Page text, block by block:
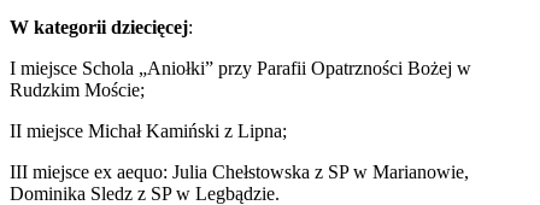
W kategorii dziecięcej:
I miejsce Schola „Aniołki” przy Parafii Opatrzności Bożej w
Rudzkim Moście;
II miejsce Michał Kamiński z Lipna;
III miejsce ex aequo: Julia Chełstowska z SP w Marianowie,
Dominika Sledz z SP w Legbądzie.